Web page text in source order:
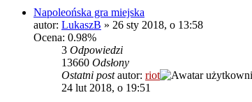
Napoleońska gra miejska
autor: LukaszB » 26 sty 2018, o 13:58
Ocena: 0.98%
3 Odpowiedzi
13660 Odsłony
Ostatni postautor: riot
24 lut 2018, o 19:51